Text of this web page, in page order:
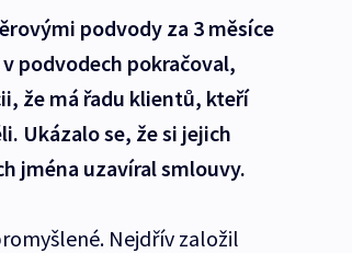
podvody za 3 měsíce
podvodech pokračoval,
že má řadu klientů, kteří
Ukázalo se, že si jejich
jména uzavíral smlouvy.
Nejdřív založil